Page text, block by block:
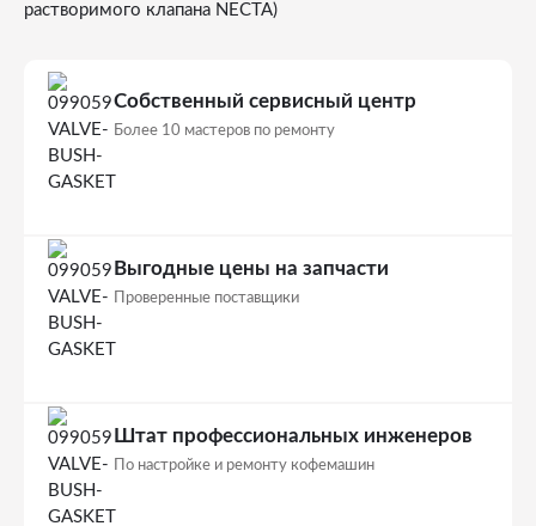
растворимого клапана NECTA)
Собственный сервисный центр
Более 10 мастеров по ремонту
Выгодные цены на запчасти
Проверенные поставщики
Штат профессиональных инженеров
По настройке и ремонту кофемашин